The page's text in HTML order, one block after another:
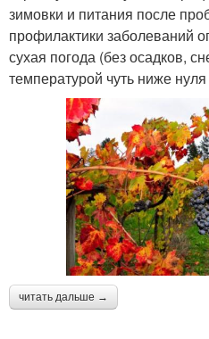
зимовки и питания после
профилактики заболеваний
сухая погода (без осадков,
температурой чуть ниже
читать дальше →